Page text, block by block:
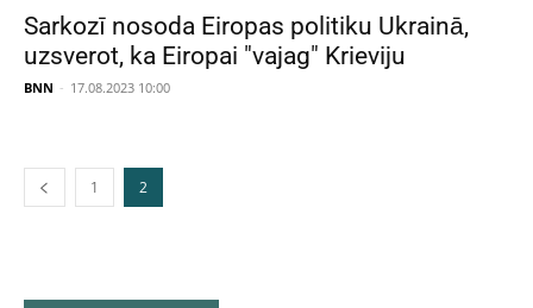
Sarkozī nosoda Eiropas politiku Ukrainā,
uzsverot, ka Eiropai "vajag" Krieviju
BNN - 17.08.2023 10:00
1 2